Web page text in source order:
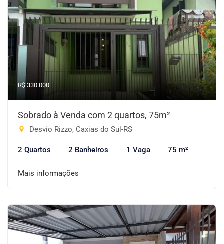
R$ 330.000
Sobrado à Venda com 2 quartos, 75m²
Desvio Rizzo, Caxias do Sul-RS
2 Quartos 2 Banheiros 1 Vaga 75 m²
Mais informações